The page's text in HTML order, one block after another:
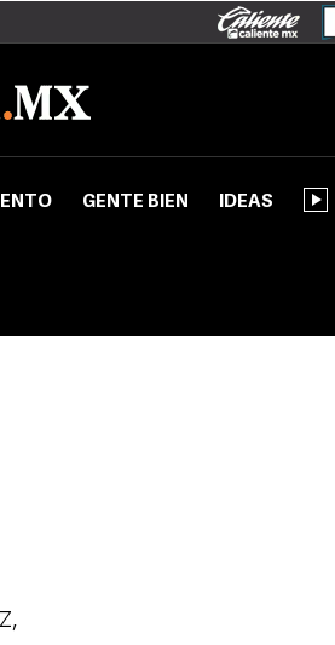
GENTE BIEN IDEAS